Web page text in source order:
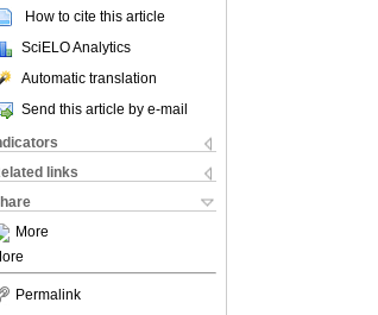
How to cite this article
SciELO Analytics
Automatic translation
Send this article by e-mail
links
More
Permalink